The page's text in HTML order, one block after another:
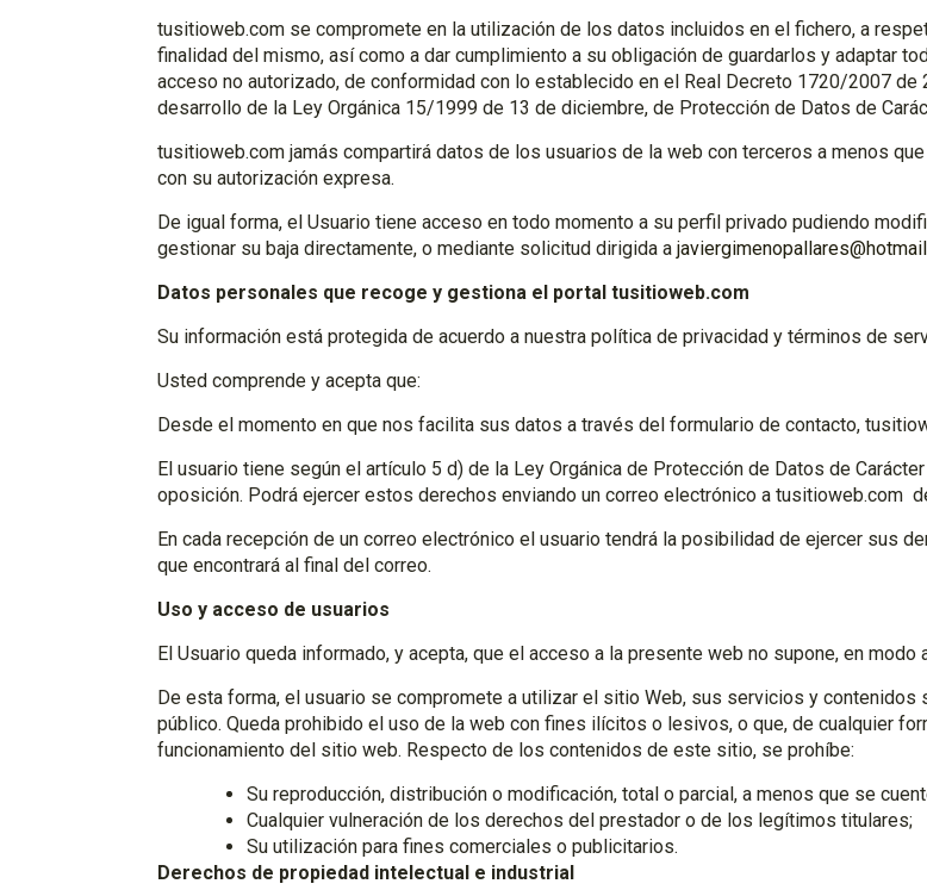
tusitioweb.com se compromete en la utilización de los datos incluidos en el fichero, a
finalidad del mismo, así como a dar cumplimiento a su obligación de guardarlos y adaptar
acceso no autorizado, de conformidad con lo establecido en el Real Decreto 1720/2007
desarrollo de la Ley Orgánica 15/1999 de 13 de diciembre, de Protección de Datos de
tusitioweb.com jamás compartirá datos de los usuarios de la web con terceros a menos
con su autorización expresa.
De igual forma, el Usuario tiene acceso en todo momento a su perfil privado pudiendo
gestionar su baja directamente, o mediante solicitud dirigida a
Datos personales que recoge y gestiona el portal tusitioweb.com
Su información está protegida de acuerdo a nuestra política de privacidad y términos de
Usted comprende y acepta que:
Desde el momento en que nos facilita sus datos a través del formulario de contacto,
El usuario tiene según el artículo 5 d) de la Ley Orgánica de Protección de Datos de
oposición. Podrá ejercer estos derechos enviando un correo electrónico a tusitioweb.com
En cada recepción de un correo electrónico el usuario tendrá la posibilidad de ejercer sus
que encontrará al final del correo.
Uso y acceso de usuarios
El Usuario queda informado, y acepta, que el acceso a la presente web no supone, en
De esta forma, el usuario se compromete a utilizar el sitio Web, sus servicios y
público. Queda prohibido el uso de la web con fines ilícitos o lesivos, o que, de cualquier
funcionamiento del sitio web. Respecto de los contenidos de este sitio, se prohíbe:
Su reproducción, distribución o modificación, total o parcial, a menos que se
Cualquier vulneración de los derechos del prestador o de los legítimos titulares;
Su utilización para fines comerciales o publicitarios.
Derechos de propiedad intelectual e industrial